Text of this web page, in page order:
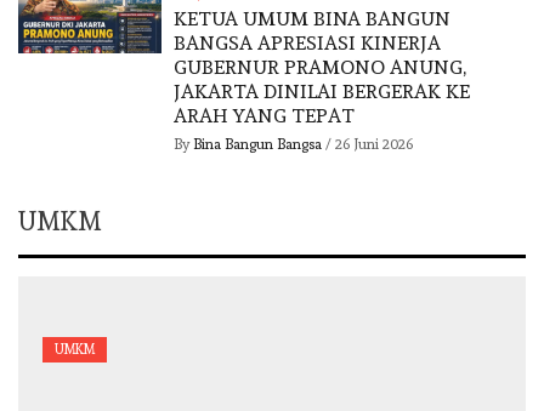
KETUA UMUM BINA BANGUN
BANGSA APRESIASI KINERJA
GUBERNUR PRAMONO ANUNG,
JAKARTA DINILAI BERGERAK KE
ARAH YANG TEPAT
By Bina Bangun Bangsa / 26 Juni 2026
UMKM
UMKM